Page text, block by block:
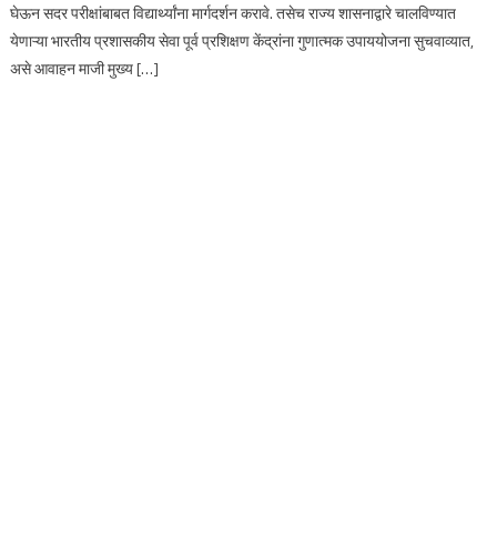
घेऊन सदर परीक्षांबाबत विद्यार्थ्यांना मार्गदर्शन करावे. तसेच राज्य शासनाद्वारे चालविण्यात
येणाऱ्या भारतीय प्रशासकीय सेवा पूर्व प्रशिक्षण केंद्रांना गुणात्मक उपाययोजना सुचवाव्यात,
असे आवाहन माजी मुख्य […]